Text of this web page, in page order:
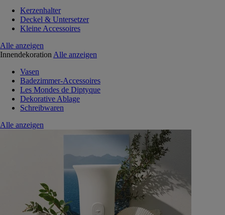
Kerzenhalter
Deckel & Untersetzer
Kleine Accessoires
Alle anzeigen
Innendekoration Alle anzeigen
Vasen
Badezimmer-Accessoires
Les Mondes de Diptyque
Dekorative Ablage
Schreibwaren
Alle anzeigen